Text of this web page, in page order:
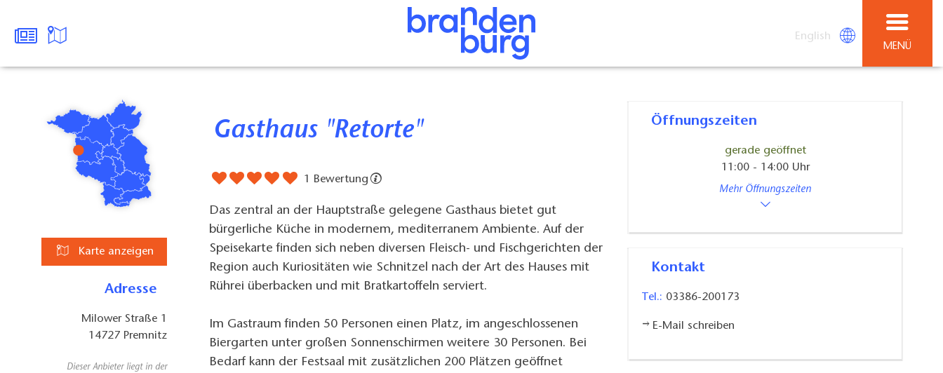
English
MENÜ
Karte anzeigen
Adresse
Milower Straße 1
14727 Premnitz
Dieser Anbieter liegt in der
Gasthaus "Retorte"
1 Bewertung
Das zentral an der Hauptstraße gelegene Gasthaus bietet gut
bürgerliche Küche in modernem, mediterranem Ambiente. Auf der
Speisekarte finden sich neben diversen Fleisch- und Fischgerichten der
Region auch Kuriositäten wie Schnitzel nach der Art des Hauses mit
Rührei überbacken und mit Bratkartoffeln serviert.
Im Gastraum finden 50 Personen einen Platz, im angeschlossenen
Biergarten unter großen Sonnenschirmen weitere 30 Personen. Bei
Bedarf kann der Festsaal mit zusätzlichen 200 Plätzen geöffnet
Öffnungszeiten
gerade geöffnet
11:00 - 14:00 Uhr
Mehr Öffnungszeiten
Kontakt
Tel.: 03386-200173
E-Mail schreiben